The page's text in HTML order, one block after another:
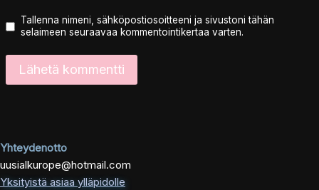
Tallenna nimeni, sähköpostiosoitteeni ja sivustoni tähän
selaimeen seuraavaa kommentointikertaa varten.
Yhteydenotto
uusialkurope@hotmail.com
Yksityistä asiaa ylläpidolle